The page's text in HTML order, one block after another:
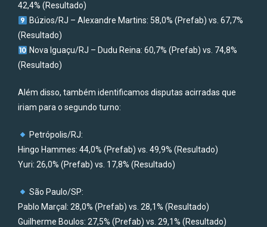
42,4% (Resultado)
Búzios/RJ – Alexandre Martins: 58,0% (Prefab) vs. 67,7%
(Resultado)
Nova Iguaçu/RJ – Dudu Reina: 60,7% (Prefab) vs. 74,8%
(Resultado)
Além disso, também identificamos disputas acirradas que
iriam para o segundo turno:
Petrópolis/RJ:
Hingo Hammes: 44,0% (Prefab) vs. 49,9% (Resultado)
Yuri: 26,0% (Prefab) vs. 17,8% (Resultado)
São Paulo/SP:
Pablo Marçal: 28,0% (Prefab) vs. 28,1% (Resultado)
Guilherme Boulos: 27,5% (Prefab) vs. 29,1% (Resultado)